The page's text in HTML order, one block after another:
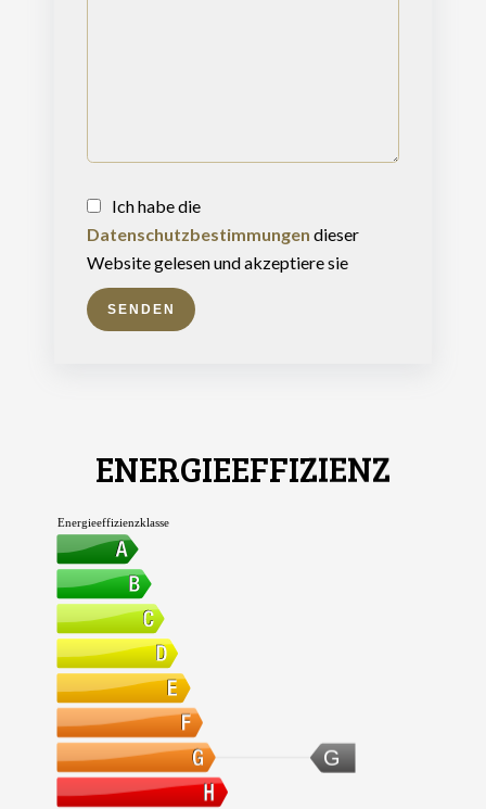
Ich habe die
Datenschutzbestimmungen dieser
Website gelesen und akzeptiere sie
SENDEN
ENERGIEEFFIZIENZ
G
Energieeffizienzklasse